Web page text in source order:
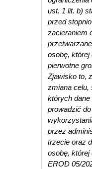
ust. 1 lit. b)
przed
zacieraniem
osobę,
pierwotne
Zjawisko to,
zmiana celu,
których
prowadzić
przez
trzecie oraz
osobę, której
EROD 05/